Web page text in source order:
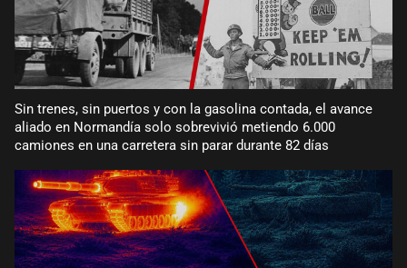
Sin trenes, sin puertos y con la gasolina contada, el avance
aliado en Normandía solo sobrevivió metiendo 6.000
camiones en una carretera sin parar durante 82 días